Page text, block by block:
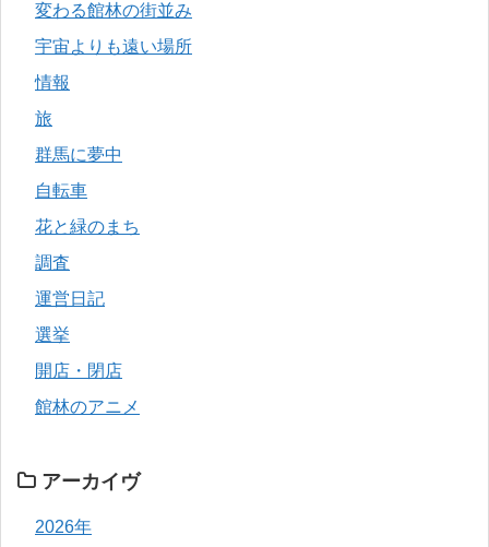
変わる館林の街並み
宇宙よりも遠い場所
情報
旅
群馬に夢中
自転車
花と緑のまち
調査
運営日記
選挙
開店・閉店
館林のアニメ
アーカイヴ
2026年